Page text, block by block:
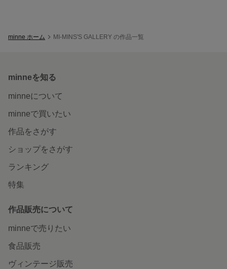
minne ホーム MI-MINS'S GALLERY の作品一覧
minneを知る
minneについて
minneで買いたい
作品をさがす
ショップをさがす
ランキング
特集
作品販売について
minneで売りたい
食品販売
ヴィンテージ販売